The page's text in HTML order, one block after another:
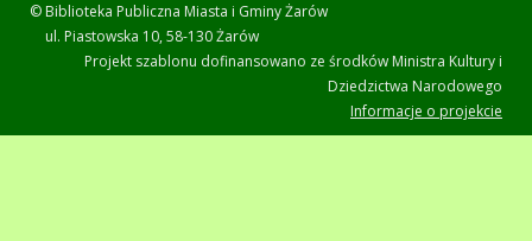
© Biblioteka Publiczna Miasta i Gminy Żarów
ul. Piastowska 10, 58-130 Żarów
Projekt szablonu dofinansowano ze środków Ministra Kultury i
Dziedzictwa Narodowego
Informacje o projekcie